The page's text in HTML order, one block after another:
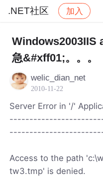
.NET社区 加入
社区 .NET社区
Windows2003IIS
急&#xff01;。。。
welic_dian_net
2010-11-22
Server Error in '/'
Access to the path
tw3.tmp' is denied.